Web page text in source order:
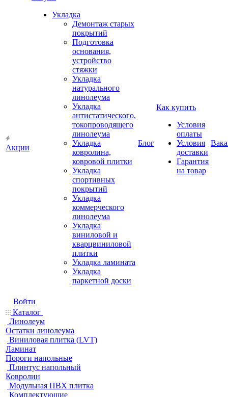
Акции
Укладка
Демонтаж старых
покрытий
Подготовка
основания,
устройство
стяжки
Укладка
натурального
линолеума
Укладка
антистатического,
токопроводящего
линолеума
Укладка
ковролина,
ковровой плитки
Укладка
спортивных
покрытий
Укладка
коммерческого
линолеума
Укладка
виниловой и
кварцвиниловой
плитки
Укладка ламината
Укладка
паркетной доски
Блог
Как купить
Условия
оплаты
Условия
доставки
Гарантия
на товар
Войти
Каталог
Линолеум
Остатки линолеума
Виниловая плитка (LVT)
Ламинат
Пороги напольные
Плинтус напольный
Ковролин
Модульная ПВХ плитка
Комплектующие